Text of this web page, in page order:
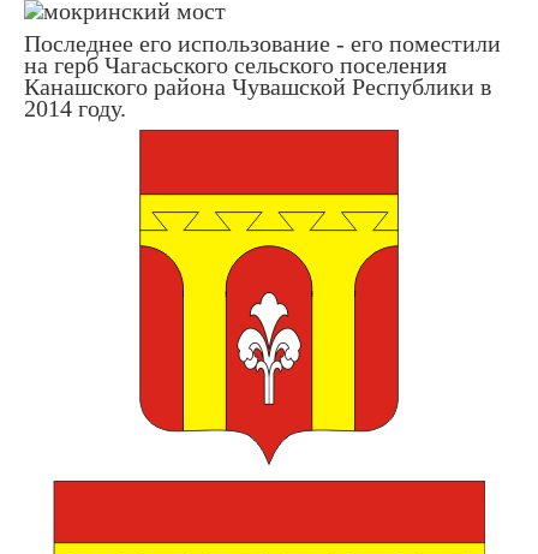
Последнее его использование - его поместили
на герб Чагасьского сельского поселения
Канашского района Чувашской Республики в
2014 году.